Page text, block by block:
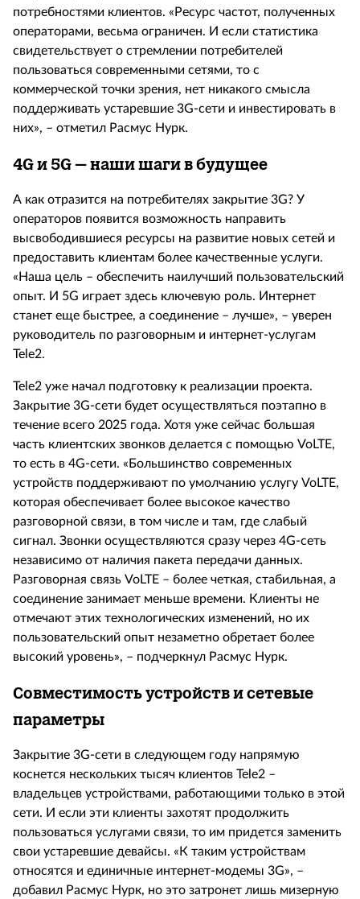
потребностями клиентов. «Ресурс частот, полученных
операторами, весьма ограничен. И если статистика
свидетельствует о стремлении потребителей
пользоваться современными сетями, то с
коммерческой точки зрения, нет никакого смысла
поддерживать устаревшие 3G-сети и инвестировать в
них», – отметил Расмус Нурк.
4G и 5G – наши шаги в будущее
А как отразится на потребителях закрытие 3G? У
операторов появится возможность направить
высвободившиеся ресурсы на развитие новых сетей и
предоставить клиентам более качественные услуги.
«Наша цель – обеспечить наилучший пользовательский
опыт. И 5G играет здесь ключевую роль. Интернет
станет еще быстрее, а соединение – лучше», – уверен
руководитель по разговорным и интернет-услугам
Tele2.
Tele2 уже начал подготовку к реализации проекта.
Закрытие 3G-сети будет осуществляться поэтапно в
течение всего 2025 года. Хотя уже сейчас большая
часть клиентских звонков делается с помощью VoLTE,
то есть в 4G-сети. «Большинство современных
устройств поддерживают по умолчанию услугу VoLTE,
которая обеспечивает более высокое качество
разговорной связи, в том числе и там, где слабый
сигнал. Звонки осуществляются сразу через 4G-сеть
независимо от наличия пакета передачи данных.
Разговорная связь VoLTE – более четкая, стабильная, а
соединение занимает меньше времени. Клиенты не
отмечают этих технологических изменений, но их
пользовательский опыт незаметно обретает более
высокий уровень», – подчеркнул Расмус Нурк.
Совместимость устройств и сетевые
параметры
Закрытие 3G-сети в следующем году напрямую
коснется нескольких тысяч клиентов Tele2 –
владельцев устройствами, работающими только в этой
сети. И если эти клиенты захотят продолжить
пользоваться услугами связи, то им придется заменить
свои устаревшие девайсы. «К таким устройствам
относятся и единичные интернет-модемы 3G», –
добавил Расмус Нурк, но это затронет лишь мизерную